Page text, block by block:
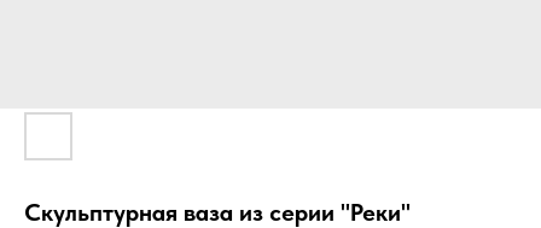
Скульптурная ваза из серии "Реки"